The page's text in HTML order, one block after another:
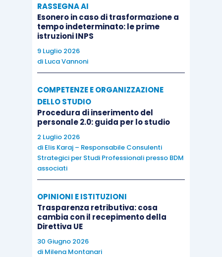
RASSEGNA AI
Esonero in caso di trasformazione a
tempo indeterminato: le prime
istruzioni INPS
9 Luglio 2026
di Luca Vannoni
COMPETENZE E ORGANIZZAZIONE
DELLO STUDIO
Procedura di inserimento del
personale 2.0: guida per lo studio
2 Luglio 2026
di Elis Karaj – Responsabile Consulenti
Strategici per Studi Professionali presso BDM
associati
OPINIONI E ISTITUZIONI
Trasparenza retributiva: cosa
cambia con il recepimento della
Direttiva UE
30 Giugno 2026
di Milena Montanari